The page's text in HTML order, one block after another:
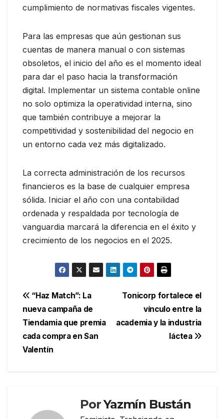
cumplimiento de normativas fiscales vigentes.
Para las empresas que aún gestionan sus
cuentas de manera manual o con sistemas
obsoletos, el inicio del año es el momento ideal
para dar el paso hacia la transformación
digital. Implementar un sistema contable online
no solo optimiza la operatividad interna, sino
que también contribuye a mejorar la
competitividad y sostenibilidad del negocio en
un entorno cada vez más digitalizado.
La correcta administración de los recursos
financieros es la base de cualquier empresa
sólida. Iniciar el año con una contabilidad
ordenada y respaldada por tecnología de
vanguardia marcará la diferencia en el éxito y
crecimiento de los negocios en el 2025.
Navegación
de
entradas
Tonicorp fortalece el
vínculo entre la
academia y la industria
láctea
“Haz Match”: La
nueva campaña de
Tiendamia que premia
cada compra en San
Valentín
PorYazmín Bustán